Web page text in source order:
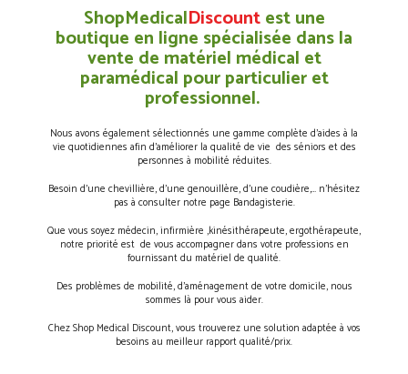
ShopMedicalDiscountest une
boutique en ligne spécialisée dans la
vente de matériel médical et
paramédical pour particulier et
professionnel.
Nous avons également sélectionnés une gamme complète d’aides à la
vie quotidiennes afin d’améliorer la qualité de vie des séniors et des
personnes à mobilité réduites.
Besoin d’une chevillière, d’une genouillère, d’une coudière,… n’hésitez
pas à consulter notre page Bandagisterie.
Que vous soyez médecin, infirmière ,kinésithérapeute, ergothérapeute,
notre priorité est de vous accompagner dans votre professions en
fournissant du matériel de qualité.
Des problèmes de mobilité, d’aménagement de votre domicile, nous
sommes là pour vous aider.
Chez Shop Medical Discount, vous trouverez une solution adaptée à vos
besoins au meilleur rapport qualité/prix.